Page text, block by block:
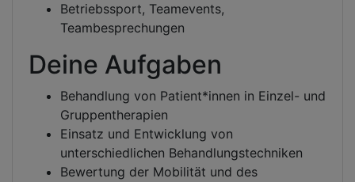
Betriebssport, Teamevents,
Teambesprechungen
Deine Aufgaben
Behandlung von Patient*innen in Einzel- und
Gruppentherapien
Einsatz und Entwicklung von
unterschiedlichen Behandlungstechniken
Bewertung der Mobilität und des